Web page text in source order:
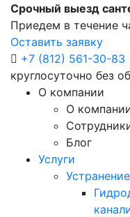
Срочный выезд
Приедем в течение
Оставить заявку
+7 (812) 561-30-83
круглосуточно без
О компании
О
Блог
Услуги